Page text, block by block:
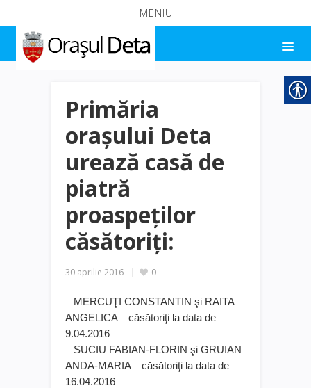
MENIU
Primăria
orașului Deta
urează casă de
piatră
proaspeților
căsătoriți:
30 aprilie 2016 0
– MERCUŢI CONSTANTIN şi RAITA
ANGELICA – căsătoriţi la data de
9.04.2016
– SUCIU FABIAN-FLORIN şi GRUIAN
ANDA-MARIA – căsătoriţi la data de
16.04.2016